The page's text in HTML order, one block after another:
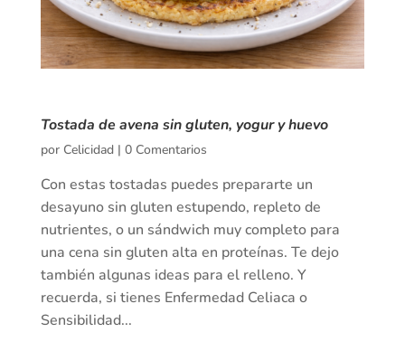
Tostada de avena sin gluten, yogur y huevo
por Celicidad| 0 Comentarios
Con estas tostadas puedes prepararte un
desayuno sin gluten estupendo, repleto de
nutrientes, o un sándwich muy completo para
una cena sin gluten alta en proteínas. Te dejo
también algunas ideas para el relleno. Y
recuerda, si tienes Enfermedad Celiaca o
Sensibilidad...